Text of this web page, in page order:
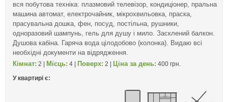
вся побутова техніка: плазмовий телевізор, кондиціонер, пральна
машина автомат, електрочайник, мікрохвильовка, праска,
прасувальна дошка, фен, посуд, постільна, рушники,
одноразовий шампунь, гель для душу і мило. Засклений балкон.
Душова кабіна. Гаряча вода цілодобово (колонка). Видаю всі
необхідні документи на відрядження.
Кімнат: 2 | Місць: 4 | Поверх: 2 | Ціна за день: 400 грн.
У квартирі є: